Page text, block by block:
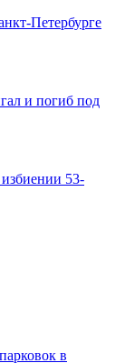
Петербурге
и погиб под
53-
в